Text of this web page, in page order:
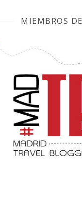
MIEMBROS DE